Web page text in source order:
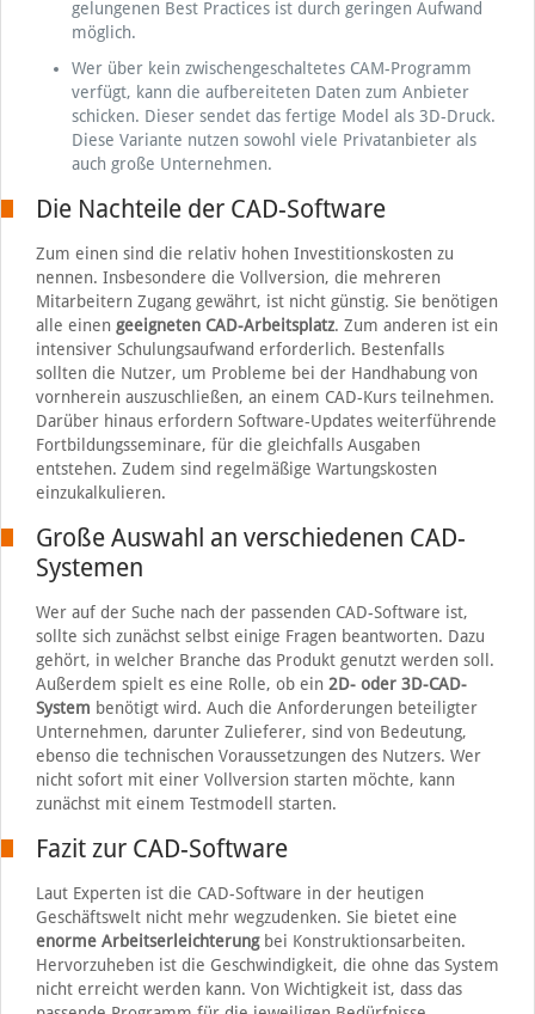
gelungenen Best Practices ist durch geringen Aufwand
möglich.
Wer über kein zwischengeschaltetes CAM-Programm
verfügt, kann die aufbereiteten Daten zum Anbieter
schicken. Dieser sendet das fertige Model als 3D-Druck.
Diese Variante nutzen sowohl viele Privatanbieter als
auch große Unternehmen.
Die Nachteile der CAD-Software
Zum einen sind die relativ hohen Investitionskosten zu
nennen. Insbesondere die Vollversion, die mehreren
Mitarbeitern Zugang gewährt, ist nicht günstig. Sie benötigen
alle einen geeigneten CAD-Arbeitsplatz. Zum anderen ist ein
intensiver Schulungsaufwand erforderlich. Bestenfalls
sollten die Nutzer, um Probleme bei der Handhabung von
vornherein auszuschließen, an einem CAD-Kurs teilnehmen.
Darüber hinaus erfordern Software-Updates weiterführende
Fortbildungsseminare, für die gleichfalls Ausgaben
entstehen. Zudem sind regelmäßige Wartungskosten
einzukalkulieren.
Große Auswahl an verschiedenen CAD-
Systemen
Wer auf der Suche nach der passenden CAD-Software ist,
sollte sich zunächst selbst einige Fragen beantworten. Dazu
gehört, in welcher Branche das Produkt genutzt werden soll.
Außerdem spielt es eine Rolle, ob ein 2D- oder 3D-CAD-
System benötigt wird. Auch die Anforderungen beteiligter
Unternehmen, darunter Zulieferer, sind von Bedeutung,
ebenso die technischen Voraussetzungen des Nutzers. Wer
nicht sofort mit einer Vollversion starten möchte, kann
zunächst mit einem Testmodell starten.
Fazit zur CAD-Software
Laut Experten ist die CAD-Software in der heutigen
Geschäftswelt nicht mehr wegzudenken. Sie bietet eine
enorme Arbeitserleichterungbei Konstruktionsarbeiten.
Hervorzuheben ist die Geschwindigkeit, die ohne das System
nicht erreicht werden kann. Von Wichtigkeit ist, dass das